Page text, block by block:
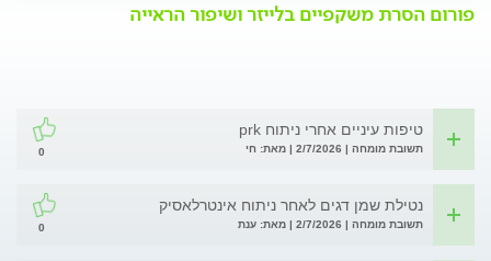
פורום הסרת משקפיים בלייזר ושיפור הראייה
טיפות עיניים אחרי ניתוח prk
תשובת מומחה | 2/7/2026 | מאת: חי 0
נטילת שמן דגים לאחר ניתוח אינטרלאסיק
תשובת מומחה | 2/7/2026 | מאת: ענת 0